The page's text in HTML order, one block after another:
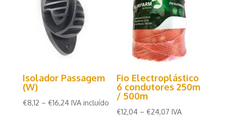
Isolador Passagem
(W)
€8,12 – €16,24 IVA incluído
Fio Electroplástico
6 condutores 250m
/ 500m
€12,04 – €24,07 IVA